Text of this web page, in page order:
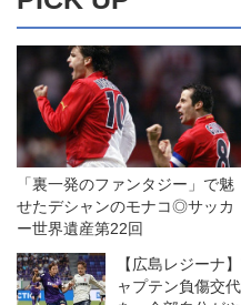
「裏一発のファンタジー」で魅
せたデシャンのモナコ◎サッカ
ー世界遺産第22回
【広島レジーナ
ャプテン負傷交